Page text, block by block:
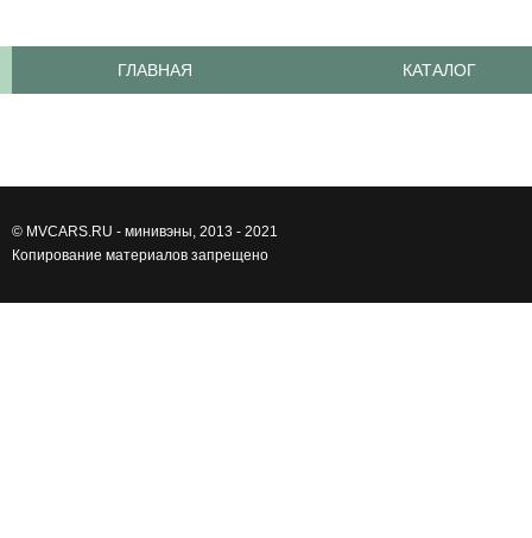
ГЛАВНАЯ КАТАЛОГ
© MVCARS.RU - минивэны , 2013 - 2021
Копирование материалов запрещено